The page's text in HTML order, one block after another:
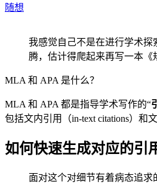
随想
我感觉自己不是在进行学术
腾，估计得爬起来再写一本《
MLA 和 APA 是什么？
MLA 和 APA 都是指导学术写作的“
包括文内引用（in-text citations）和
如何快速生成对应的引
面对这个对细节有着病态追